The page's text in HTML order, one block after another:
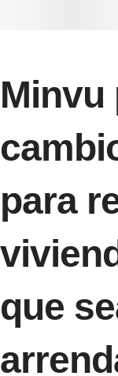
Minvu
para
que